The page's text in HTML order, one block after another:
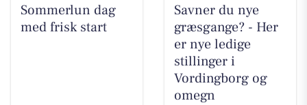
Sommerlun dag
med frisk start
Savner du nye
græsgange? - Her
er nye ledige
stillinger i
Vordingborg og
omegn